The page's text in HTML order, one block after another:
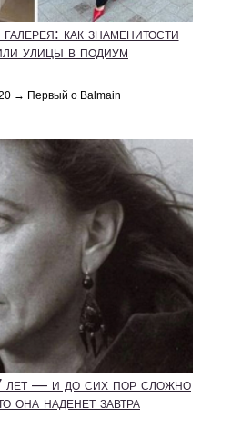
как знаменитости
улицы в подиум
→ Первый о Balmain
лет — и до сих пор сложно
она наденет завтра